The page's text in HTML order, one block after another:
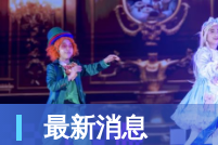
最新消息